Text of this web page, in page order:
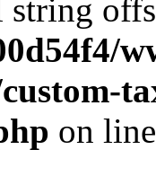
string
on